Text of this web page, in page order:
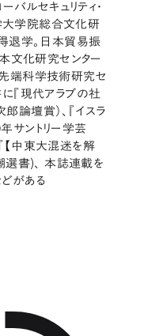
ルセキュリティ・
学院総合文化研
退学。日本貿易振
文化研究センター
端科学技術研究セ
『現代アラブの社
論壇賞）、『イスラ
サントリー学芸
【中東大混迷を解
選書)、 本誌連載を
がある